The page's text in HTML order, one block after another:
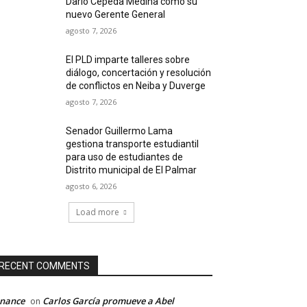
nuevo Gerente General
agosto 7, 2026
El PLD imparte talleres sobre
diálogo, concertación y resolución
de conflictos en Neiba y Duverge
agosto 7, 2026
Senador Guillermo Lama
gestiona transporte estudiantil
para uso de estudiantes de
Distrito municipal de El Palmar
agosto 6, 2026
Load more
COMMENTS
on Carlos García promueve a Abel